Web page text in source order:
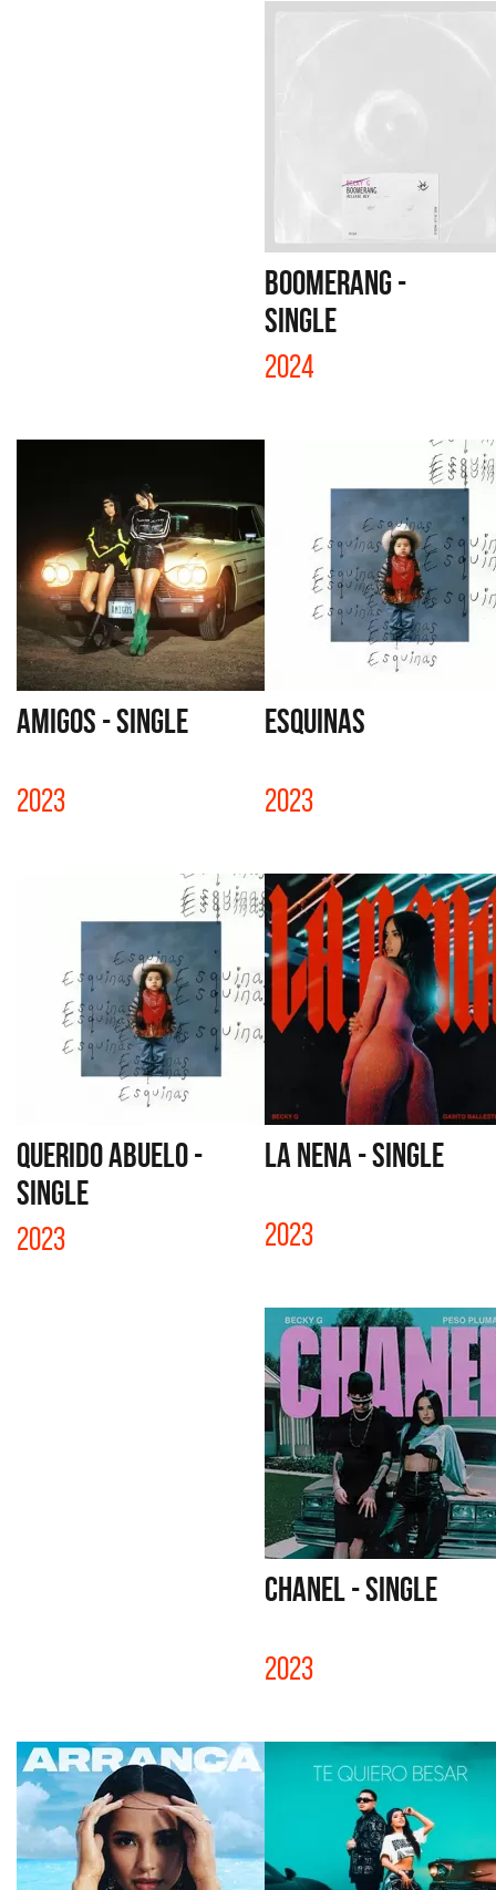
BOOMERANG -
SINGLE
2024
AMIGOS - SINGLE
2023
ESQUINAS
2023
QUERIDO ABUELO -
SINGLE
2023
LA NENA - SINGLE
2023
CHANEL - SINGLE
2023